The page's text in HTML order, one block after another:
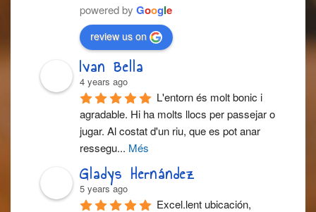
powered by Google
review us on
Ivan Bella
4 years ago
L'entorn és molt bonic i
agradable. Hi ha molts llocs per passejar o
jugar. Al costat d'un riu, que es pot anar
ressegu... Més
Gladys Hernández
5 years ago
Excel.lent ubicación,